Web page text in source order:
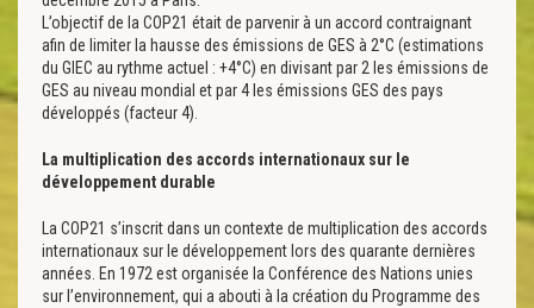
L’objectif de la COP21 était de parvenir à un accord contraignant
afin de limiter la hausse des émissions de GES à 2°C (estimations
du GIEC au rythme actuel : +4°C) en divisant par 2 les émissions de
GES au niveau mondial et par 4 les émissions GES des pays
développés (facteur 4).
La multiplication des accords internationaux sur le
développement durable
La COP21 s’inscrit dans un contexte de multiplication des accords
internationaux sur le développement lors des quarante dernières
années. En 1972 est organisée la Conférence des Nations unies
sur l’environnement, qui a abouti à la création du Programme des